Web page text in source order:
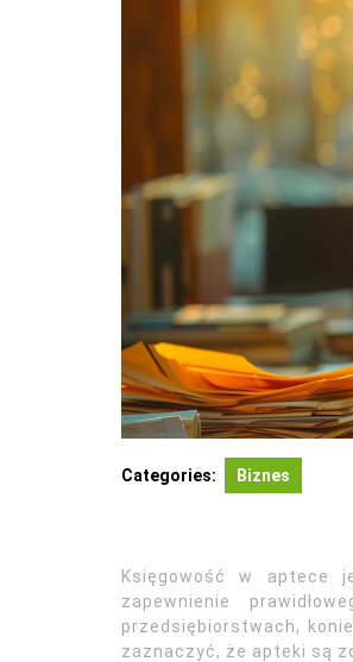
Categories: Biznes
Księgowość w aptece
zapewnienie
przedsiębiorstwach,
zaznaczyć, że apteki są